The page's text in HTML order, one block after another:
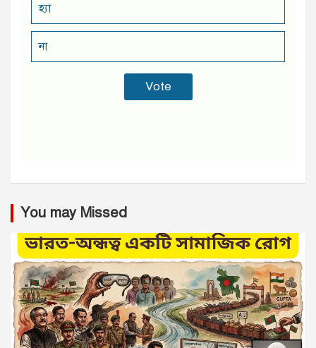
হ্যা
না
You may Missed